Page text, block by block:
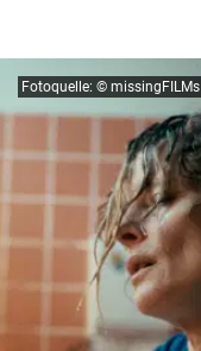
Fotoquelle: © missingFILMs